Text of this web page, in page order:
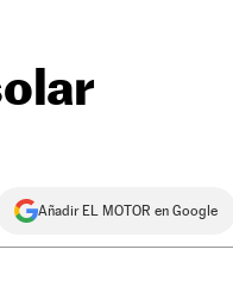
Añadir EL MOTOR en Google